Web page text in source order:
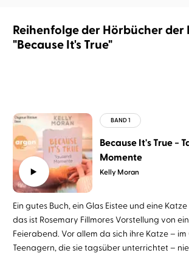
Reihenfolge der Hörbücher der
"Because It's True"
Kelly Moran
Because It's True −
Momente
Ein gutes Buch, ein Glas Eistee und eine
das ist Rosemary Fillmores Vorstellung von
Feierabend. Vor allem da sich ihre Katze –
Teenagern, die sie tagsüber unterrichtet –